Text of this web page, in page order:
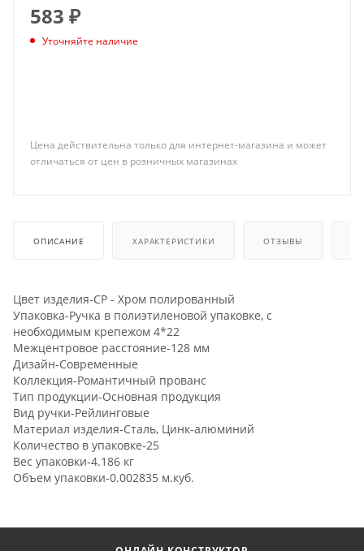
583 ₽
Уточняйте наличие
Цена действительна только для интернет-магазина и может
отличаться от цен в розничных магазинах
ОПИСАНИЕ ХАРАКТЕРИСТИКИ ОТЗЫВЫ
Цвет изделия-CP - Хром полированный
Упаковка-Ручка в полиэтиленовой упаковке, с
необходимым крепежом 4*22
Межцентровое расстояние-128 мм
Дизайн-Современные
Коллекция-Романтичный прованс
Тип продукции-Основная продукция
Вид ручки-Рейлинговые
Материал изделия-Сталь, Цинк-алюминий
Количество в упаковке-25
Вес упаковки-4.186 кг
Объем упаковки-0.002835 м.куб.